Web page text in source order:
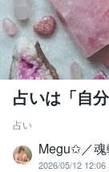
占いは「自
占い
Megu✩／
2026/05/12 12:06